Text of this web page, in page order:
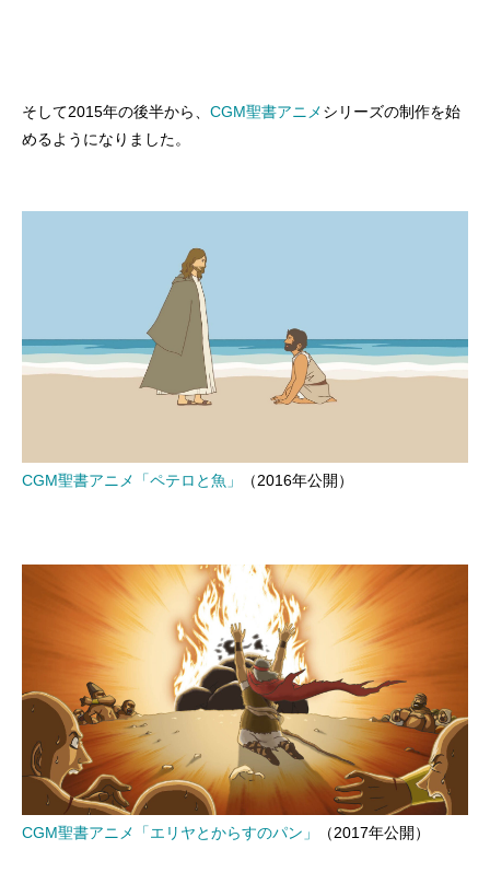
そして2015年の後半から、 CGM聖書アニメシリーズの制作を始
めるようになりました。
CGM聖書アニメ「ペテロと魚」 （2016年公開）
CGM聖書アニメ「エリヤとからすのパン」 （2017年公開）